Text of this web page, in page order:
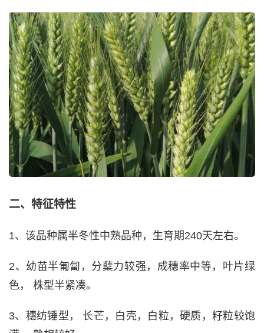
二、特征特性
1、该品种属半冬性中熟品种，生育期240天左右。
2、幼苗半匍匐，分蘖力较强，成穗率中等，叶片绿
色， 株型半紧凑。
3、穗纺锤型， 长芒，白壳，白粒，硬质，籽粒较饱